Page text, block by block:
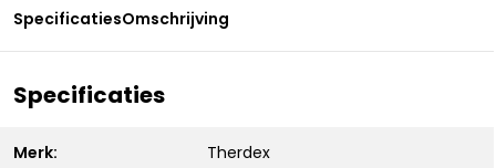
SpecificatiesOmschrijving
Specificaties
Merk: Therdex